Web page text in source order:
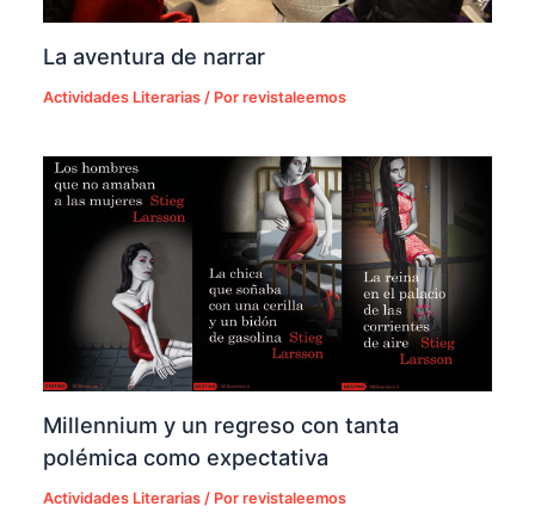
La aventura de narrar
Actividades Literarias / Porrevistaleemos
Millennium y un regreso con tanta
polémica como expectativa
Actividades Literarias / Porrevistaleemos